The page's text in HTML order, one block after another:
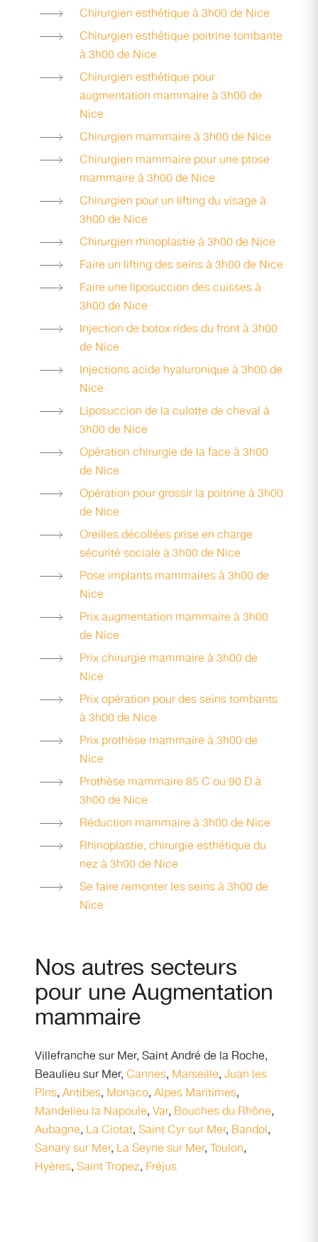
Chirurgien esthétique à 3h00 de Nice
Chirurgien esthétique poitrine tombante
à 3h00 de Nice
Chirurgien esthétique pour
augmentation mammaire à 3h00 de
Nice
Chirurgien mammaire à 3h00 de Nice
Chirurgien mammaire pour une ptose
mammaire à 3h00 de Nice
Chirurgien pour un lifting du visage à
3h00 de Nice
Chirurgien rhinoplastie à 3h00 de Nice
Faire un lifting des seins à 3h00 de Nice
Faire une liposuccion des cuisses à
3h00 de Nice
Injection de botox rides du front à 3h00
de Nice
Injections acide hyaluronique à 3h00 de
Nice
Liposuccion de la culotte de cheval à
3h00 de Nice
Opération chirurgie de la face à 3h00
de Nice
Opération pour grossir la poitrine à 3h00
de Nice
Oreilles décollées prise en charge
sécurité sociale à 3h00 de Nice
Pose implants mammaires à 3h00 de
Nice
Prix augmentation mammaire à 3h00
de Nice
Prix chirurgie mammaire à 3h00 de
Nice
Prix opération pour des seins tombants
à 3h00 de Nice
Prix prothèse mammaire à 3h00 de
Nice
Prothèse mammaire 85 C ou 90 D à
3h00 de Nice
Réduction mammaire à 3h00 de Nice
Rhinoplastie, chirurgie esthétique du
nez à 3h00 de Nice
Se faire remonter les seins à 3h00 de
Nice
Nos autres secteurs
pour une Augmentation
mammaire
Villefranche sur Mer, Saint André de la Roche,
Beaulieu sur Mer, Cannes, Marseille, Juan les
Pins, Antibes, Monaco, Alpes Maritimes,
Mandelieu la Napoule, Var, Bouches du Rhône,
Aubagne, La Ciotat, Saint Cyr sur Mer, Bandol,
Sanary sur Mer, La Seyne sur Mer, Toulon,
Hyères, Saint Tropez, Fréjus